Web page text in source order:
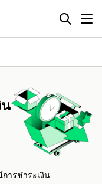
ารชำระเงิน